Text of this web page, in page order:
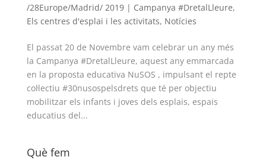
/28Europe/Madrid/ 2019| Campanya #DretalLleure,
Els centres d'esplai i les activitats, Notícies
El passat 20 de Novembre vam celebrar un any més
la Campanya #DretalLleure, aquest any emmarcada
en la proposta educativa NuSOS , impulsant el repte
col·lectiu #30nusospelsdrets que té per objectiu
mobilitzar els infants i joves dels esplais, espais
educatius del...
Què fem